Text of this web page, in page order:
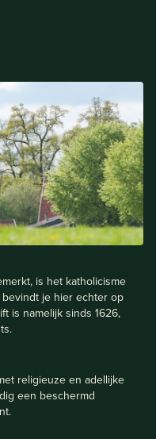
is het katholicisme
je hier echter op
is namelijk sinds 1626,
religieuze en adellijke
een beschermd